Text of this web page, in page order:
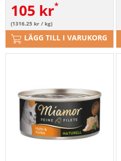
105 kr
(1316.25 kr / kg)
LÄGG TILL I VARUKORG